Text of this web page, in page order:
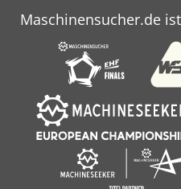
Maschinensucher.de